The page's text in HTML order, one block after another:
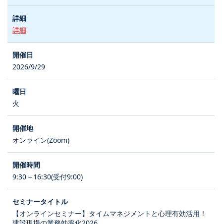
詳細
2026/9/29
火
オンライン(Zoom)
9:30～16:30(受付9:00)
【オンラインセミナー】タイムマネジメントと心理有効活用！